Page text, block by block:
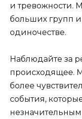
и тревожности.
больших групп
одиночестве.
Наблюдайте за
происходящее.
более
события,